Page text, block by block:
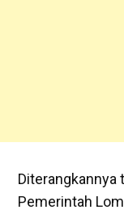
Diterangkannya
Pemerintah